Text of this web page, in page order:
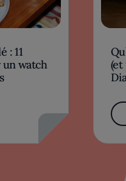
: 11
watch